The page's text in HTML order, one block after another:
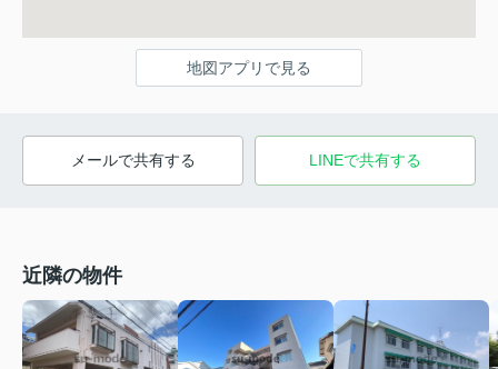
地図アプリで見る
メールで共有する LINEで共有する
近隣の物件